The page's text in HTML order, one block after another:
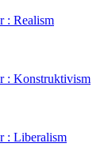
: Realism
: Konstruktivism
: Liberalism